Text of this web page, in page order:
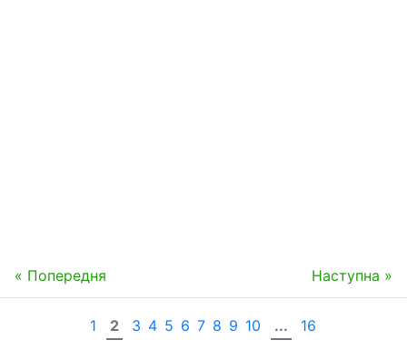
« Попередня Наступна »
1 2 3 4 5 6 7 8 9 10 ... 16